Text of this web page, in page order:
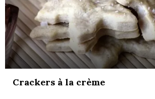
Crackers à la crème